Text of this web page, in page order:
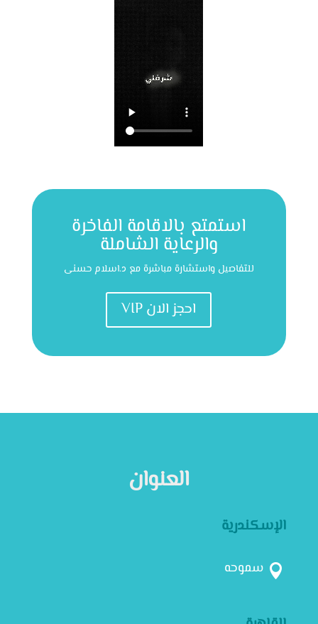
استمتع بالاقامة الفاخرة
والرعاية الشاملة
للتفاصيل واستشارة مباشرة مع د.اسلام حسنى
VIP احجز الان
العنوان
الإسكندرية
 سموحه